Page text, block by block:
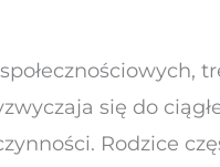
się do
Rodzice